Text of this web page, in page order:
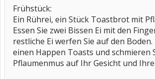
Frühstück:
Ein Rührei, ein Stück Toastbrot mit
Essen Sie zwei Bissen Ei mit den
restliche Ei werfen Sie auf den Boden.
einen Happen Toasts und schmieren
Pflaumenmus auf Ihr Gesicht und